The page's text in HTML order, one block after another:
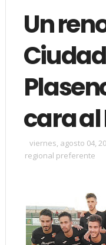
Un
cara
viernes, agosto 04,
regional preferente